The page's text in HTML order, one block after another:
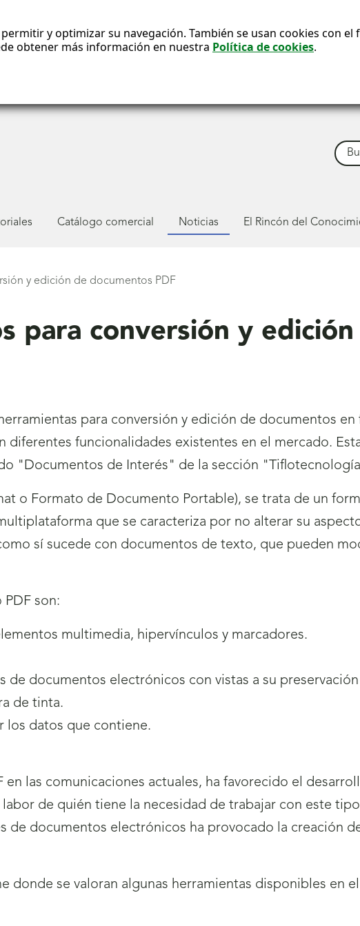
y optimizar su navegación. También se usan cookies con el
obtener más información en nuestra Política de cookies.
Catálogo comercial Noticias El Rincón del
y edición de documentos PDF
para conversión y
para conversión y edición de documentos en
diferentes funcionalidades existentes en el mercado.
"Documentos de Interés" de la sección
o Formato de Documento Portable), se trata de un
que se caracteriza por no alterar su
sí sucede con documentos de texto, que pueden
son:
multimedia, hipervínculos y marcadores.
de documentos electrónicos con vistas a su
de tinta.
los datos que contiene.
las comunicaciones actuales, ha favorecido el
de quién tiene la necesidad de trabajar con este
de documentos electrónicos ha provocado la creación
donde se valoran algunas herramientas disponibles en